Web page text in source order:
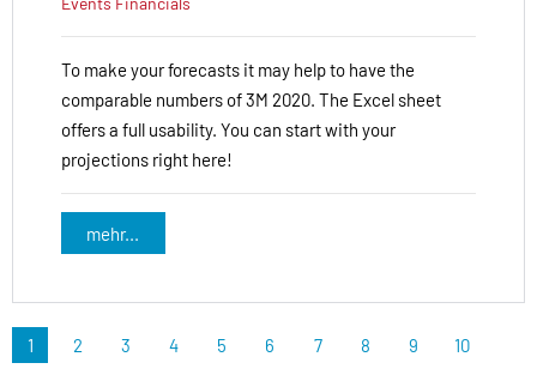
To make your forecasts it may help to have the
comparable numbers of 3M 2020. The Excel sheet
offers a full usability. You can start with your
projections right here!
mehr...
1 2 3 4 5 6 7 8 9 10